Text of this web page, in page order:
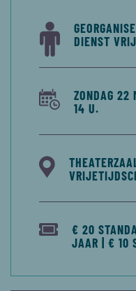
DIENST
ZONDAG 22
14 U.
€ 20
JAAR | € 10